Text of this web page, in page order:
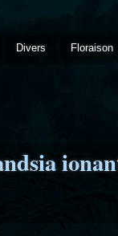
Divers Floraison